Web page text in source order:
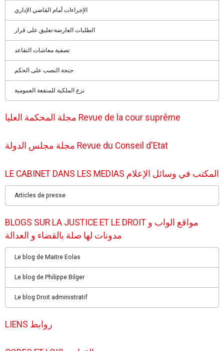
الإجراءات أمام القاضي الإداري
الطلبات العارضة-تعليق على قرار
تصفية معاشات التقاعد
جنحة النصب على الحكم
نزع الملكية للمنفعة العمومية
مجلة المحكمة العليا Revue de la cour suprême
مجلة مجلس الدولة Revue du Conseil d'Etat
LE CABINET DANS LES MEDIAS المكتب في وسائل الإعلام
Articles de presse
BLOGS SUR LA JUSTICE ET LE DROIT مواقع الواب و
مدونات لها صلة بالقضاء و العدالة
Le blog de Maitre Eolas
Le blog de Philippe Bilger
Le blog Droit administratif
LIENS روابط